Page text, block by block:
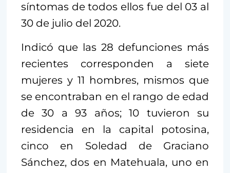
síntomas de todos ellos fue del 03 al
30 de julio del 2020.
Indicó que las 28 defunciones más
recientes corresponden a siete
mujeres y 11 hombres, mismos que
se encontraban en el rango de edad
de 30 a 93 años; 10 tuvieron su
residencia en la capital potosina,
cinco en Soledad de Graciano
Sánchez, dos en Matehuala, uno en